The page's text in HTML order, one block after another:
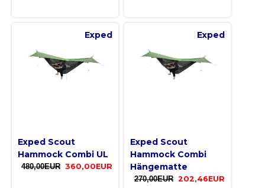
Exped
Exped Scout
Hammock Combi UL
480,00EUR 360,00EUR
Exped
Exped Scout
Hammock Combi
Hängematte
270,00EUR 202,46EUR